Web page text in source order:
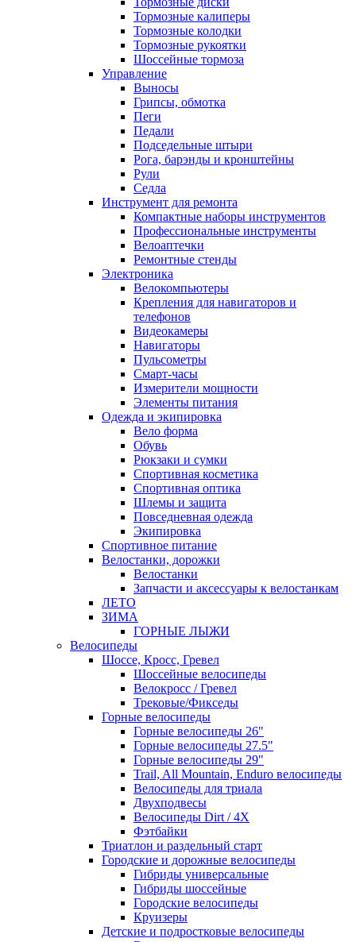
Тормозные калиперы
Тормозные колодки
Тормозные рукоятки
Шоссейные тормоза
Управление
Выносы
Грипсы, обмотка
Пеги
Педали
Подседельные штыри
Рога, барэнды и кронштейны
Рули
Седла
Инструмент для ремонта
Компактные наборы инструментов
Профессиональные инструменты
Велоаптечки
Ремонтные стенды
Электроника
Велокомпьютеры
Крепления для навигаторов и
телефонов
Видеокамеры
Навигаторы
Пульсометры
Смарт-часы
Измерители мощности
Элементы питания
Одежда и экипировка
Вело форма
Обувь
Рюкзаки и сумки
Спортивная косметика
Спортивная оптика
Шлемы и защита
Повседневная одежда
Экипировка
Спортивное питание
Велостанки, дорожки
Велостанки
Запчасти и аксессуары к велостанкам
ЛЕТО
ЗИМА
ГОРНЫЕ ЛЫЖИ
Велосипеды
Шоссе, Кросс, Гревел
Шоссейные велосипеды
Велокросс / Гревел
Трековые/Фикседы
Горные велосипеды
Горные велосипеды 26"
Горные велосипеды 27.5"
Горные велосипеды 29"
Trail, All Mountain, Enduro велосипеды
Велосипеды для триала
Двухподвесы
Велосипеды Dirt / 4X
Фэтбайки
Триатлон и раздельный старт
Городские и дорожные велосипеды
Гибриды универсальные
Гибриды шоссейные
Городские велосипеды
Круизеры
Детские и подростковые велосипеды